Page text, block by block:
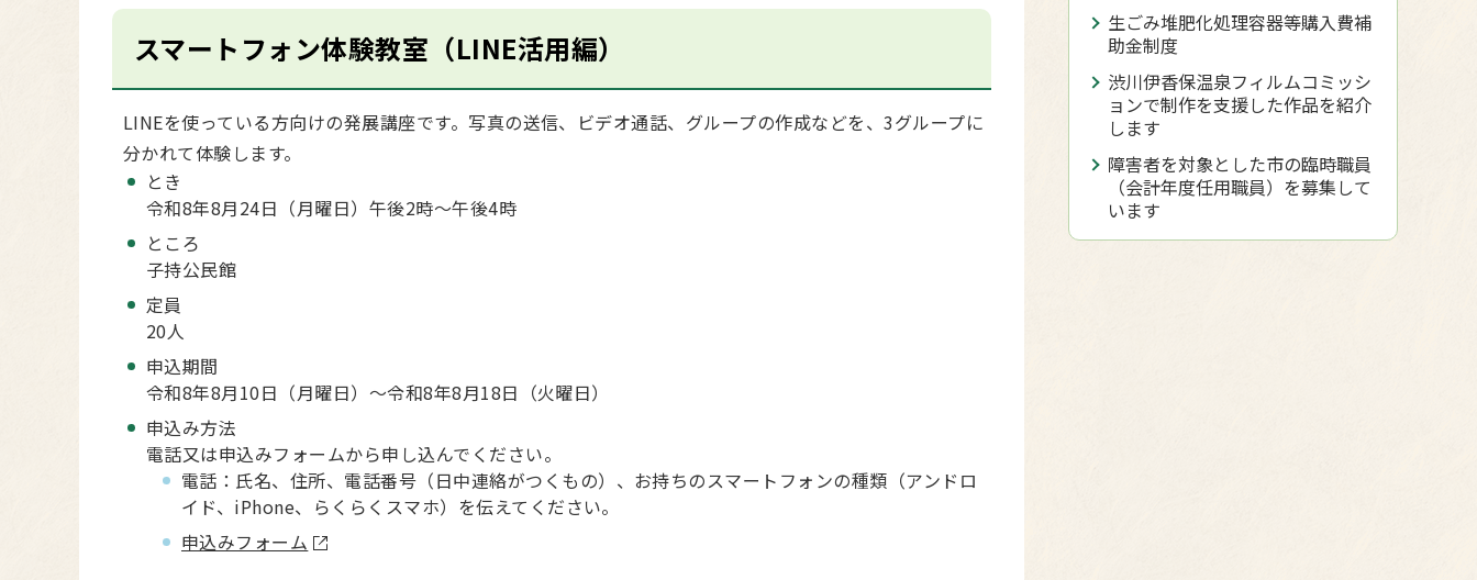
スマートフォン体験教室（LINE活用編）
LINEを使っている方向けの発展講座です。写真の送信、ビデオ通話、グループの作成などを、3グループに
分かれて体験します。
とき
令和8年8月24日（月曜日）午後2時～午後4時
ところ
子持公民館
定員
20人
申込期間
令和8年8月10日（月曜日）～令和8年8月18日（火曜日）
申込み方法
電話又は申込みフォームから申し込んでください。
電話：氏名、住所、電話番号（日中連絡がつくもの）、お持ちのスマートフォンの種類（アンドロ
イド、iPhone、らくらくスマホ）を伝えてください。
申込みフォーム
生ごみ堆肥化処理容器等購入費補
助金制度
渋川伊香保温泉フィルムコミッシ
ョンで制作を支援した作品を紹介
します
障害者を対象とした市の臨時職員
（会計年度任用職員）を募集して
います